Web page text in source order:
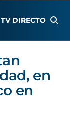
TV DIRECTO
en
en